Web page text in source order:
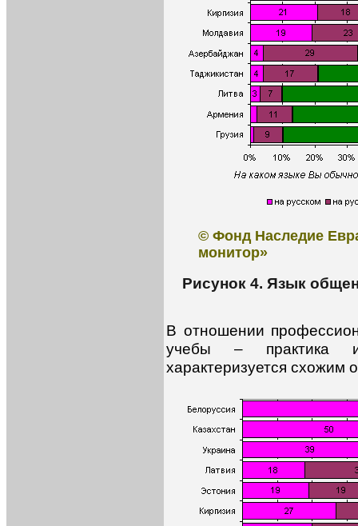
© Фонд Наследие
монитор»
Рисунок 4. Язык
В отношении
учебы – практика
характеризуется схожим